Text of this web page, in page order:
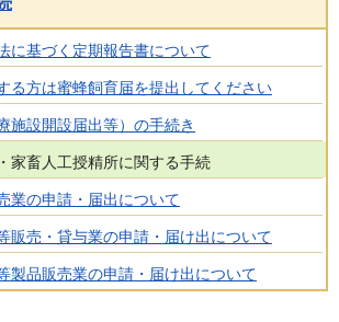
に基づく定期報告書について
る方は蜜蜂飼育届を提出してください
施設開設届出等）の手続き
家畜人工授精所に関する手続
業の申請・届出について
販売・貸与業の申請・届け出について
製品販売業の申請・届け出について